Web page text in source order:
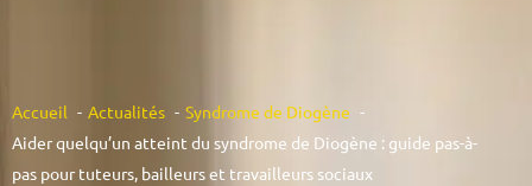
Accueil Actualités
Syndrome de Diogène
Aider quelqu’un atteint du syndrome de Diogène : guide pas-à-
pas pour tuteurs, bailleurs et travailleurs sociaux